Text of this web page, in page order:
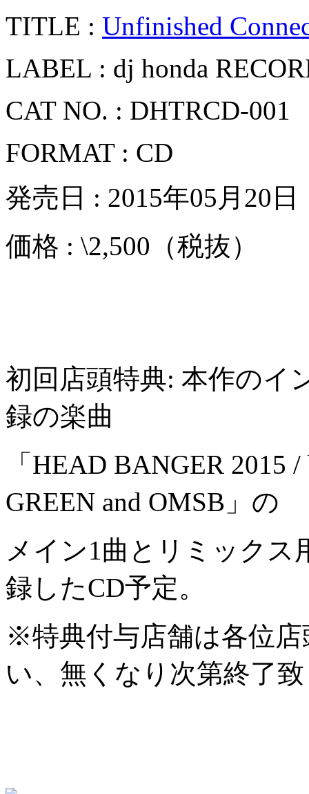
TITLE : Unfinished
LABEL : dj honda
CAT NO. : DHTRCD-001
FORMAT : CD
発売日 : 2015年05月20日
価格 : \2,500（税抜）
初回店頭特典: 本作のイ
録の楽曲
「HEAD BANGER 2015
GREEN and OMSB」の
メイン1曲とリミックス
録したCD予定。
※特典付与店舗は各位
い、無くなり次第終了